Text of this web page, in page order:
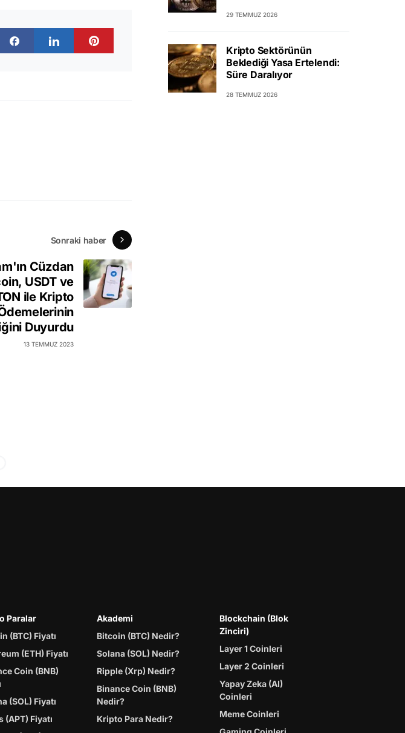
Sonraki haber
Cüzdan
USDT ve
ile Kripto
Duyurdu
13 TEMMUZ 2023
29 TEMMUZ 2026
Kripto Sektörünün
Beklediği Yasa Ertelendi:
Süre Daralıyor
28 TEMMUZ 2026
Paralar
(BTC) Fiyatı
(ETH) Fiyatı
Coin (BNB)
(SOL) Fiyatı
(APT) Fiyatı
Akademi
Bitcoin (BTC) Nedir?
Solana (SOL) Nedir?
Ripple (Xrp) Nedir?
Binance Coin (BNB)
Nedir?
Kripto Para Nedir?
Blockchain (Blok
Zinciri)
Layer 1 Coinleri
Layer 2 Coinleri
Yapay Zeka (AI)
Coinleri
Meme Coinleri